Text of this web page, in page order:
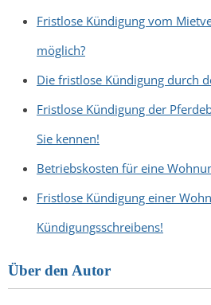
Fristlose Kündigung vom
möglich?
Die fristlose Kündigung durch
Fristlose Kündigung der
Sie kennen!
Betriebskosten für eine
Fristlose Kündigung einer
Kündigungsschreibens!
Über den Autor